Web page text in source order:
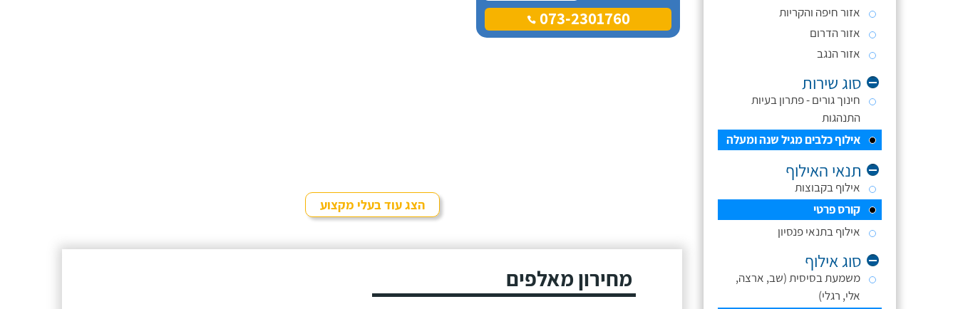
אזור חיפה והקריות
אזור הדרום
אזור הנגב
סוג שירות
חינוך גורים - פתרון בעיות
התנהגות
אילוף כלבים מגיל שנה ומעלה
תנאי האילוף
אילוף בקבוצות
קורס פרטי
אילוף בתנאי פנסיון
סוג אילוף
משמעת בסיסית (שב, ארצה,
אלי, רגלי)
073-2301760
הצג עוד בעלי מקצוע
מחירון מאלפים